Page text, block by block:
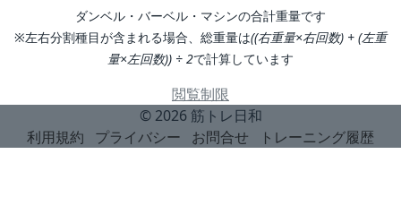
ダンベル・バーベル・マシンの合計重量です
※左右分割種目が含まれる場合、総重量は((右重量×右回数) + (左重
量×左回数)) ÷ 2で計算しています
閲覧制限
© 2026 筋トレ日和
利用規約
プライバシー お問合せ トレーニング履歴